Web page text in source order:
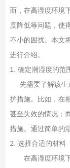
而，在高湿度环境
度降低等问题，使
不小的困扰。本文
进行介绍。
1. 确定潮湿度的范
先需要了解该生
护措施。比如，在
甚至失效的情况；
措施。通过简单的
2. 选择合适的材料
在高湿度环境下